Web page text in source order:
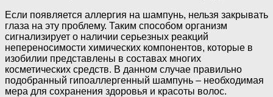
Если появляется аллергия на шампунь, нельзя закрывать
глаза на эту проблему. Таким способом организм
сигнализирует о наличии серьезных реакций
непереносимости химических компонентов, которые в
изобилии представлены в составах многих
косметических средств. В данном случае правильно
подобранный гипоаллергенный шампунь – необходимая
мера для сохранения здоровья и красоты волос.